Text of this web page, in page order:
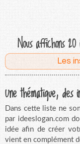
Nous affichons
Les
Une thématique, des
Dans cette liste ne
par ideeslogan.com
idée afin de créer
vient en complément